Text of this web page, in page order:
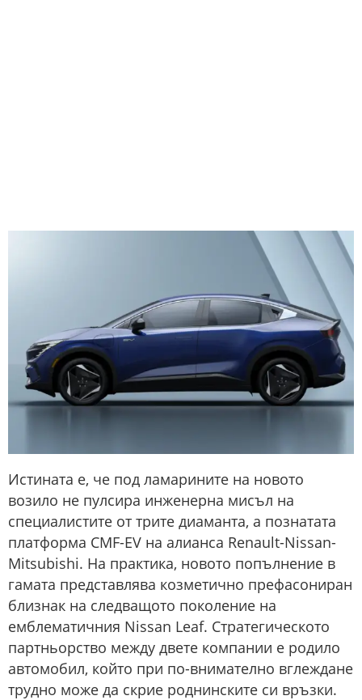
Истината е, че под ламарините на новото
возило не пулсира инженерна мисъл на
специалистите от трите диаманта, а познатата
платформа CMF-EV на алианса Renault-Nissan-
Mitsubishi. На практика, новото попълнение в
гамата представлява козметично префасониран
близнак на следващото поколение на
емблематичния Nissan Leaf. Стратегическото
партньорство между двете компании е родило
автомобил, който при по-внимателно вглеждане
трудно може да скрие роднинските си връзки.